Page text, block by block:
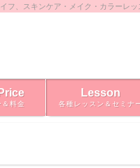
、スキンケア・メイク・カラーレ
＆料金
Lesson
各種レッスン＆セミナ